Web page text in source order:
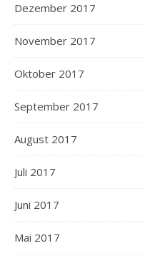
Dezember 2017
November 2017
Oktober 2017
September 2017
August 2017
Juli 2017
Juni 2017
Mai 2017